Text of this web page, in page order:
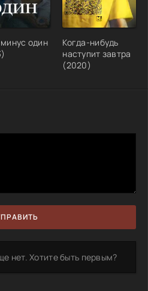
один
Когда-нибудь
наступит завтра
(2020)
нет. Хотите быть первым?